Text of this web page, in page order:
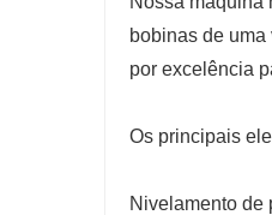
bobinas de
por excelência
Os principais
Nivelamento de